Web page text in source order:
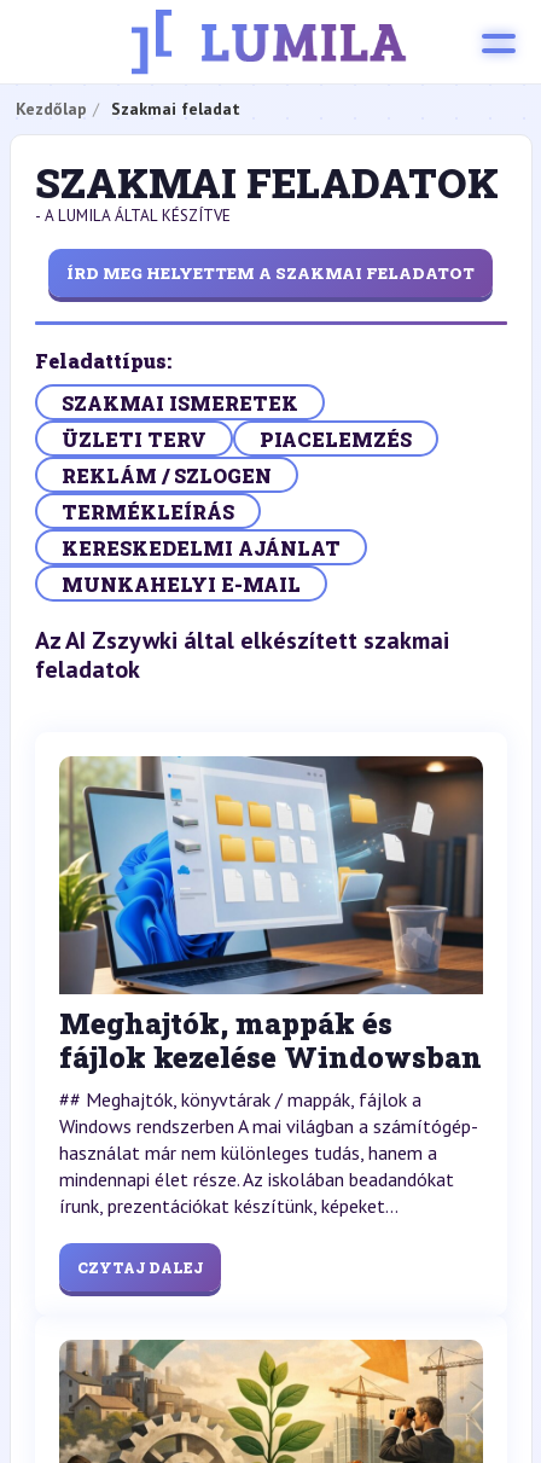
Kezdőlap Szakmai feladat
SZAKMAI FELADATOK
- A LUMILA ÁLTAL KÉSZÍTVE
ÍRD MEG HELYETTEM A SZAKMAI FELADATOT
Feladattípus:
SZAKMAI ISMERETEK
ÜZLETI TERV
PIACELEMZÉS
REKLÁM / SZLOGEN
TERMÉKLEÍRÁS
KERESKEDELMI AJÁNLAT
MUNKAHELYI E-MAIL
Az AI Zszywki által elkészített szakmai
feladatok
Meghajtók, mappák és
fájlok kezelése Windowsban
## Meghajtók, könyvtárak / mappák, fájlok a
Windows rendszerben A mai világban a számítógép-
használat már nem különleges tudás, hanem a
mindennapi élet része. Az iskolában beadandókat
írunk, prezentációkat készítünk, képeket...
CZYTAJ DALEJ